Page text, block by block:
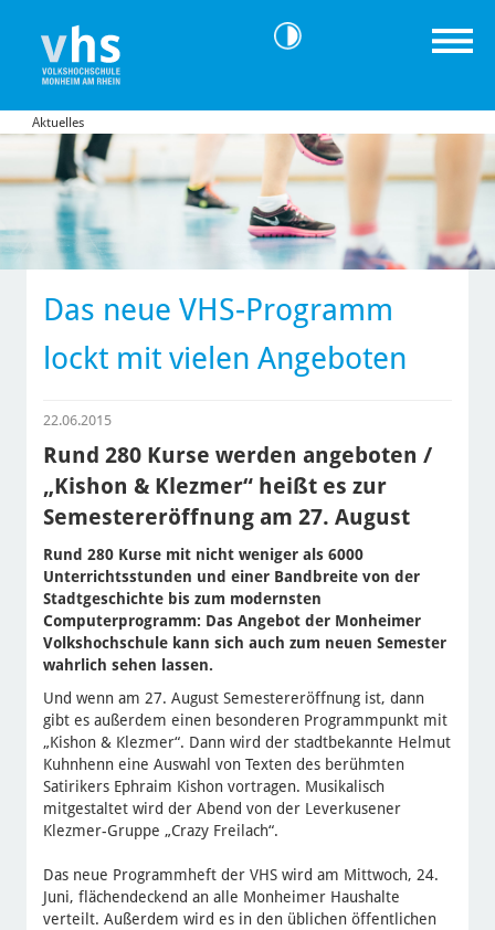
Aktuelles
Das neue VHS-Programm
lockt mit vielen Angeboten
22.06.2015
Rund 280 Kurse werden angeboten /
„Kishon & Klezmer“ heißt es zur
Semestereröffnung am 27. August
Rund 280 Kurse mit nicht weniger als 6000
Unterrichtsstunden und einer Bandbreite von der
Stadtgeschichte bis zum modernsten
Computerprogramm: Das Angebot der Monheimer
Volkshochschule kann sich auch zum neuen Semester
wahrlich sehen lassen.
Und wenn am 27. August Semestereröffnung ist, dann
gibt es außerdem einen besonderen Programmpunkt mit
„Kishon & Klezmer“. Dann wird der stadtbekannte Helmut
Kuhnhenn eine Auswahl von Texten des berühmten
Satirikers Ephraim Kishon vortragen. Musikalisch
mitgestaltet wird der Abend von der Leverkusener
Klezmer-Gruppe „Crazy Freilach“.
Das neue Programmheft der VHS wird am Mittwoch, 24.
Juni, flächendeckend an alle Monheimer Haushalte
verteilt. Außerdem wird es in den üblichen öffentlichen